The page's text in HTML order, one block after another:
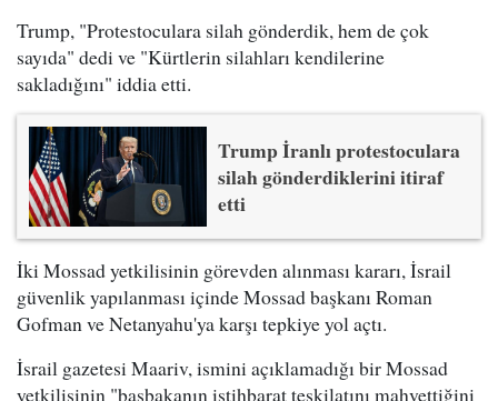
Trump, "Protestoculara silah gönderdik, hem de çok
sayıda" dedi ve "Kürtlerin silahları kendilerine
sakladığını" iddia etti.
Trump İranlı protestoculara
silah gönderdiklerini itiraf
etti
İki Mossad yetkilisinin görevden alınması kararı, İsrail
güvenlik yapılanması içinde Mossad başkanı Roman
Gofman ve Netanyahu'ya karşı tepkiye yol açtı.
İsrail gazetesi Maariv, ismini açıklamadığı bir Mossad
yetkilisinin "başbakanın istihbarat teşkilatını mahvettiğini